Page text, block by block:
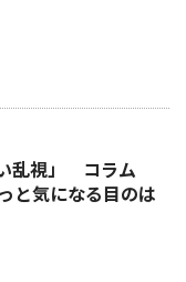
乱視」 コラム
と気になる目のは